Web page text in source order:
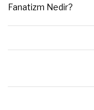
Fanatizm Nedir?